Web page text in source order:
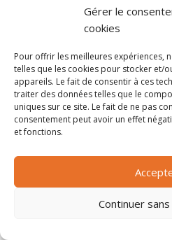
Gérer le
cookies
Pour offrir les meilleures expériences,
telles que les cookies pour stocker et/
appareils. Le fait de consentir à ces
traiter des données telles que le
uniques sur ce site. Le fait de ne pas
consentement peut avoir un effet
et fonctions.
Continuer
Objets en plastique
Opérateurs télécom
Optique
Ordinateurs
Orne 61
Paramédical, compléments
Paris 75